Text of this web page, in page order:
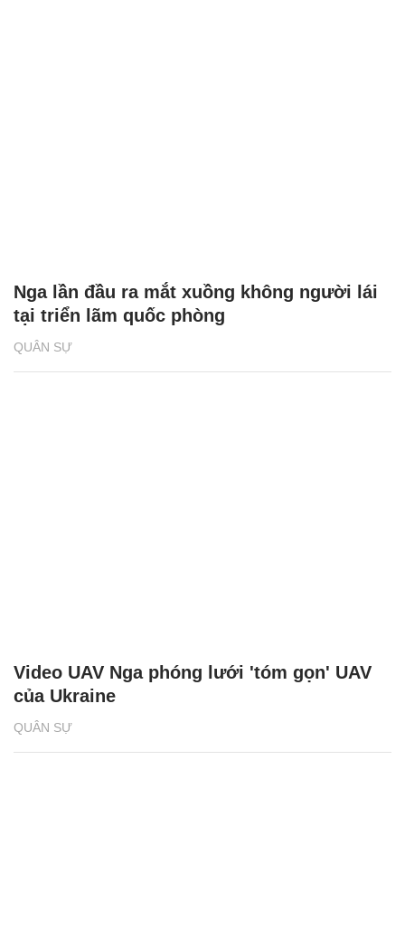
QUÂN SỰ
Nga lần đầu ra mắt xuồng không người lái
tại triển lãm quốc phòng
QUÂN SỰ
Video UAV Nga phóng lưới 'tóm gọn' UAV
của Ukraine